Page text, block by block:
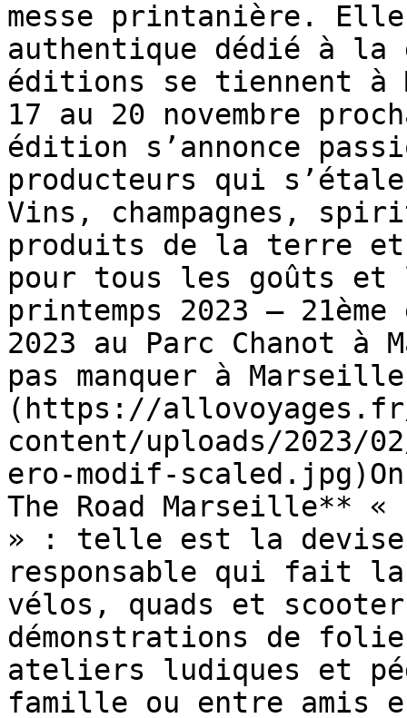
messe printanière.
authentique dédié à la
éditions se tiennent à
17 au 20 novembre
édition s’annonce
producteurs qui
Vins, champagnes,
produits de la terre
pour tous les goûts
printemps 2023 –
2023 au Parc Chanot
pas manquer à
(https://
content/uploads/2023/02/
ero-modif-
The Road Marseille**
» : telle est la devise
responsable qui fait
vélos, quads et
‍démonstrations de
ateliers ludiques et
famille ou entre amis